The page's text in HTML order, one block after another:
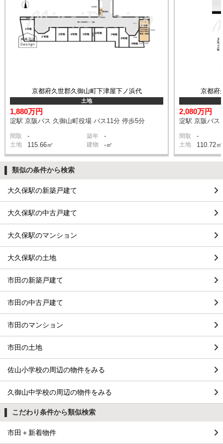
京都府久世郡久御山町下津屋下ノ浜代
土地
1,880万円
淀駅 京阪バス 久御山町役場 バス11分 停歩5分
間取 - 築年 -
土地 115.66㎡ 建物 -㎡
京都府
2,080万円
淀駅 京阪バス
間取 -
土地 110.72㎡
類似の条件から検索
大久保駅の新築戸建て
大久保駅の中古戸建て
大久保駅のマンション
大久保駅の土地
市田の新築戸建て
市田の中古戸建て
市田のマンション
市田の土地
佐山小学校の周辺の物件をみる
久御山中学校の周辺の物件をみる
こだわり条件から類似検索
市田＋新着物件